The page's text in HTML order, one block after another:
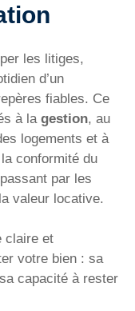
les litiges,
d’un
fiables. Ce
à la gestion, au
logements et à
conformité du
par les
valeur locative.
claire et
votre bien : sa
capacité à rester